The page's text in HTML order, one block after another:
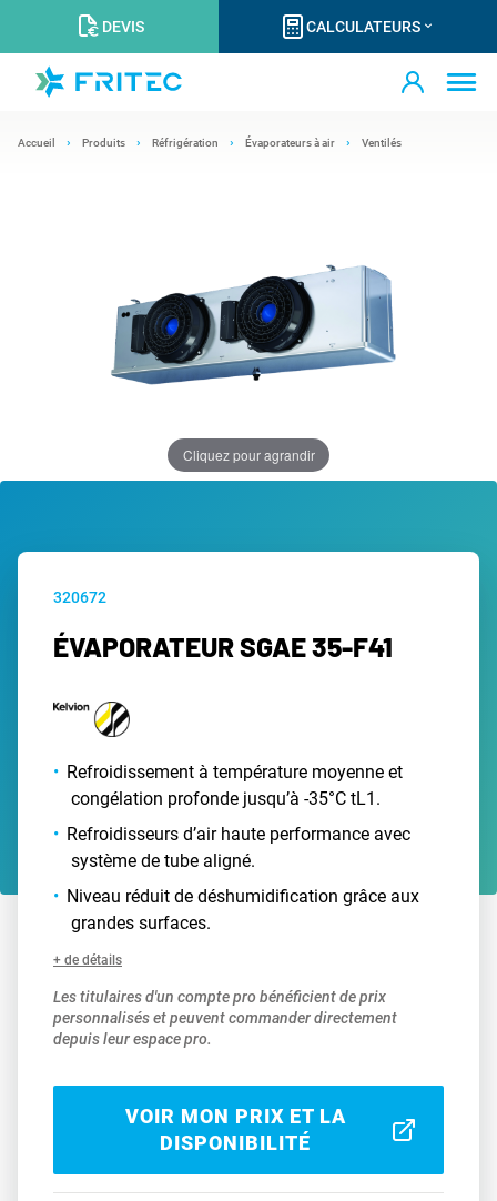
DEVIS CALCULATEURS
Accueil Produits Réfrigération Évaporateurs à air Ventilés
Cliquez pour agrandir
320672
ÉVAPORATEUR SGAE 35-F41
Refroidissement à température moyenne et
congélation profonde jusqu’à -35°C tL1.
Refroidisseurs d’air haute performance avec
système de tube aligné.
Niveau réduit de déshumidification grâce aux
grandes surfaces.
+ de détails
Les titulaires d'un compte pro bénéficient de prix
personnalisés et peuvent commander directement
depuis leur espace pro.
VOIR MON PRIX ET LA
DISPONIBILITÉ